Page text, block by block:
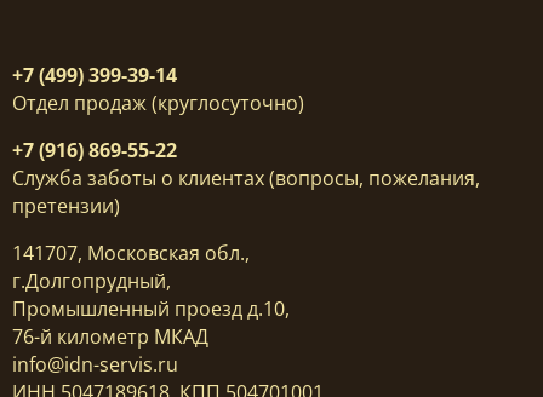
+7 (499) 399-39-14
Отдел продаж (круглосуточно)
+7 (916) 869-55-22
Служба заботы о клиентах (вопросы, пожелания,
претензии)
141707, Московская обл.,
г.Долгопрудный,
Промышленный проезд д.10,
76-й километр МКАД
info@idn-servis.ru